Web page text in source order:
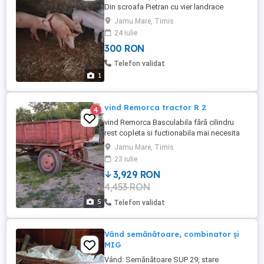
1
Din scroafa Pietran cu vier landrace
Jamu Mare, Timis
24 iulie
300 RON
Telefon validat
5
4 vind Remorca tractor R 2
vind Remorca Basculabila fără cilindru
rest copleta si fuctionabila mai necesita
reparații la obloane si pod dar se poate
lucra cu ia
Jamu Mare, Timis
23 iulie
3,929 RON
4,453 RON
Telefon validat
Vând semănătoare, combinator și
MIG
Vând: Semănătoare SUP 29, stare